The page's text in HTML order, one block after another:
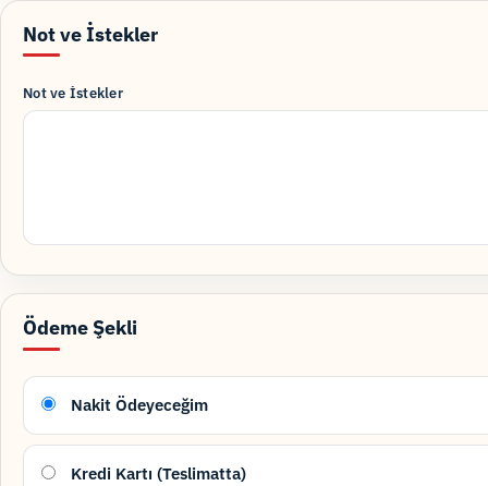
Not ve İstekler
Not ve İstekler
Ödeme Şekli
Nakit Ödeyeceğim
Kredi Kartı (Teslimatta)